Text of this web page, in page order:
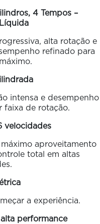
4 Tempos –
alta rotação e
refinado para
intensa e desempenho
faixa de rotação.
velocidades
aproveitamento
total em altas
a experiência.
performance